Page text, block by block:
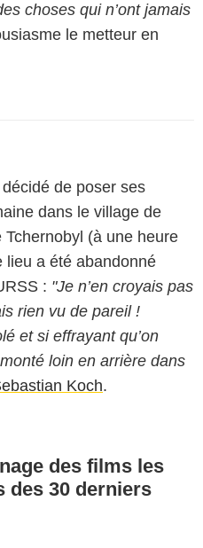
choses qui n’ont jamais
le metteur en
de poser ses
dans le village de
(à une heure
lieu a été abandonné
: "Je n’en croyais pas
rien vu de pareil !
et si effrayant qu’on
loin en arrière dans
Koch.
des films les
des 30 derniers